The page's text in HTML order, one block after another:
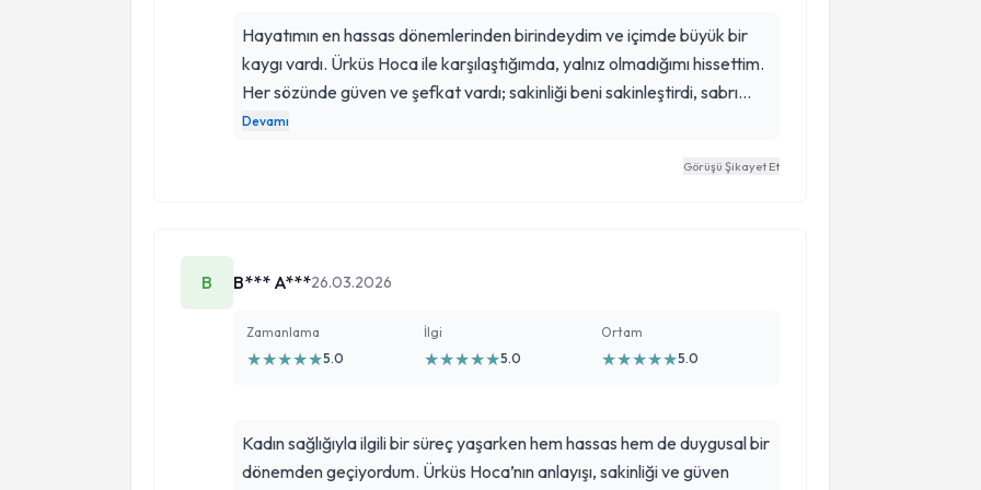
Hayatımın en hassas dönemlerinden birindeydim ve içimde büyük bir
kaygı vardı. Ürküs Hoca ile karşılaştığımda, yalnız olmadığımı hissettim.
Her sözünde güven ve şefkat vardı; sakinliği beni sakinleştirdi, sabrı
içimi rahatlattı. Onun yanında kendimi sadece bir hasta değil, değer
kazandırmakla kalmadı, aynı zamanda içimde yeniden umut ve güven
Devamı
Görüşü Şikayet Et
B B*** A***26.03.2026
Zamanlama
★★★★★5.0
İlgi
★★★★★5.0
Ortam
★★★★★5.0
Kadın sağlığıyla ilgili bir süreç yaşarken hem hassas hem de duygusal bir
dönemden geçiyordum. Ürküs Hoca’nın anlayışı, sakinliği ve güven